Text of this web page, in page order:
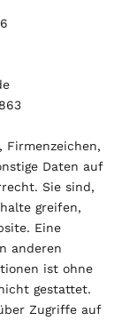
Daten auf
Sie sind,
greifen,
Eine
anderen
ist ohne
gestattet.
Zugriffe auf